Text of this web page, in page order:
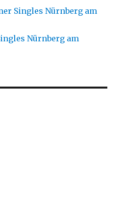
Singles Nürnberg am
Nürnberg am